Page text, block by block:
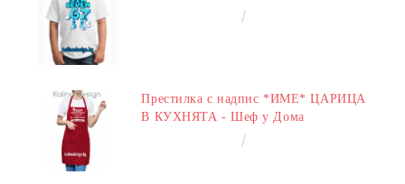
Престилка с надпис *ИМЕ* ЦАРИЦА
В КУХНЯТА - Шеф у Дома